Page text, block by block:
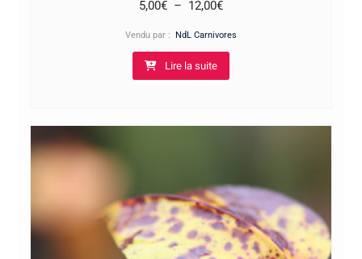
5,00€ – 12,00€Plage
Vendu par : NdL Carnivores
Lire la suite